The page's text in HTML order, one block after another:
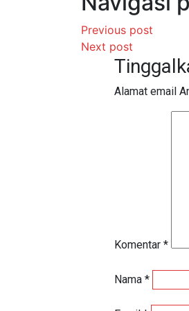
Previous post
Next post
Alamat email
Komentar *
Nama *